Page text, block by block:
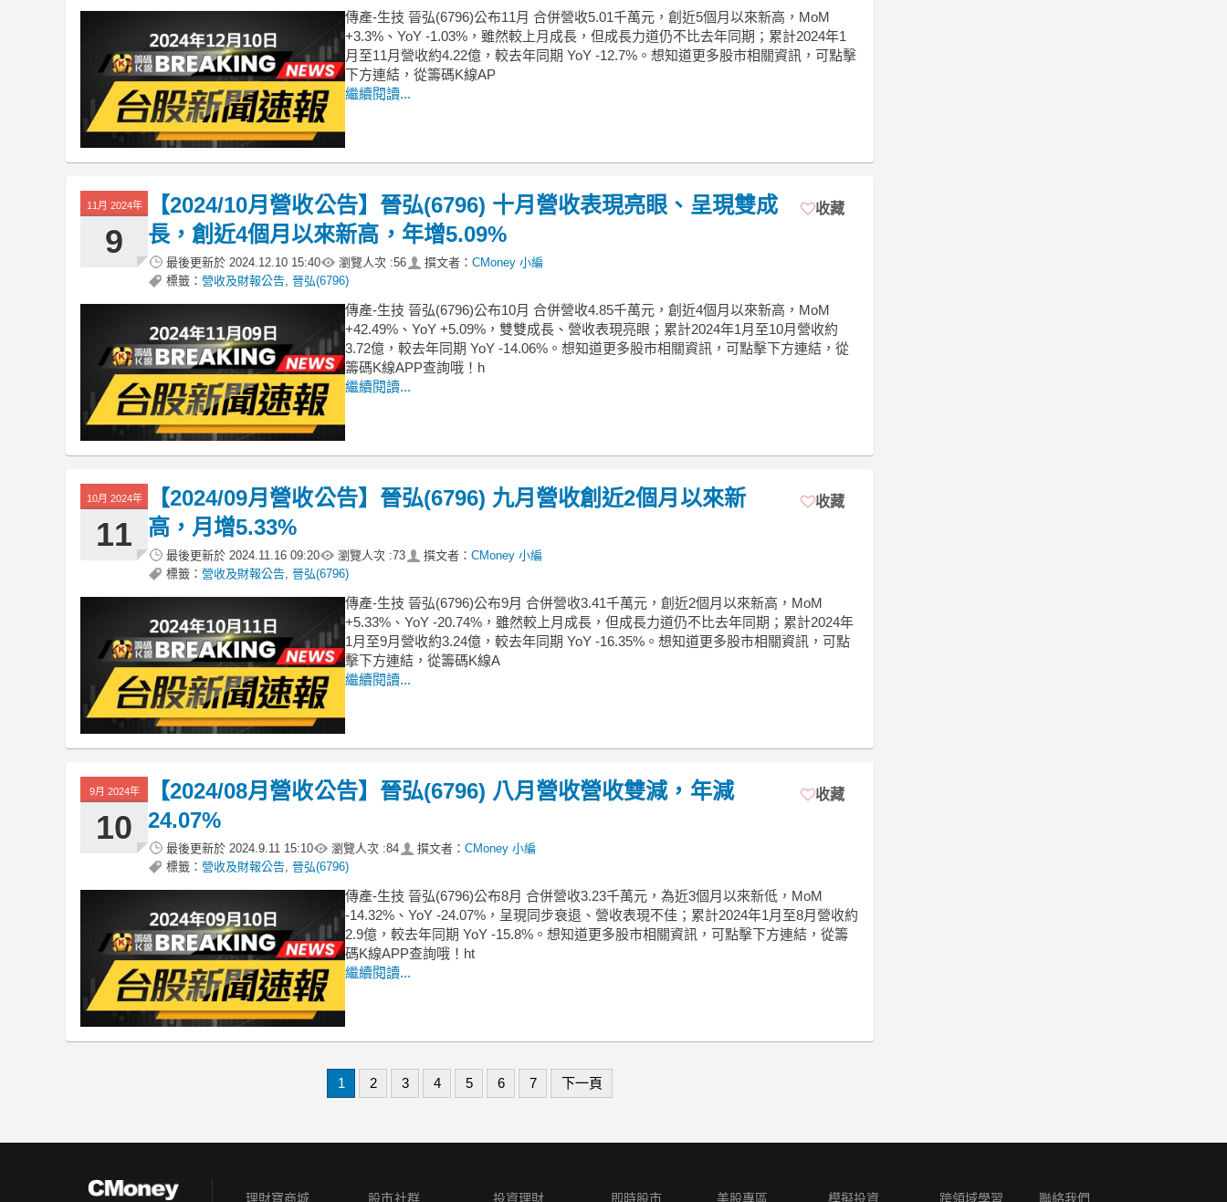
傳產-生技 晉弘(6796)公布11月 合併營收5.01千萬元，創近5個月以來新高，MoM
+3.3%、YoY -1.03%，雖然較上月成長，但成長力道仍不比去年同期；累計2024年1
月至11月營收約4.22億，較去年同期 YoY -12.7%。想知道更多股市相關資訊，可點擊
下方連結，從籌碼K線AP
繼續閱讀...
11月 2024年
9
【2024/10月營收公告】晉弘(6796) 十月營收表現亮眼、呈現雙成
長，創近4個月以來新高，年增5.09%
最後更新於 2024.12.10 15:40 瀏覽人次 :56 撰文者： CMoney 小編
標籤： 營收及財報公告 晉弘(6796)
收藏
傳產-生技 晉弘(6796)公布10月 合併營收4.85千萬元，創近4個月以來新高，MoM
+42.49%、YoY +5.09%，雙雙成長、營收表現亮眼；累計2024年1月至10月營收約
3.72億，較去年同期 YoY -14.06%。想知道更多股市相關資訊，可點擊下方連結，從
籌碼K線APP查詢哦！h
繼續閱讀...
10月 2024年
11
【2024/09月營收公告】晉弘(6796) 九月營收創近2個月以來新
高，月增5.33%
最後更新於 2024.11.16 09:20 瀏覽人次 :73 撰文者： CMoney 小編
標籤： 營收及財報公告 晉弘(6796)
收藏
傳產-生技 晉弘(6796)公布9月 合併營收3.41千萬元，創近2個月以來新高，MoM
+5.33%、YoY -20.74%，雖然較上月成長，但成長力道仍不比去年同期；累計2024年
1月至9月營收約3.24億，較去年同期 YoY -16.35%。想知道更多股市相關資訊，可點
擊下方連結，從籌碼K線A
繼續閱讀...
9月 2024年
10
【2024/08月營收公告】晉弘(6796) 八月營收營收雙減，年減
24.07%
最後更新於 2024.9.11 15:10 瀏覽人次 :84 撰文者： CMoney 小編
標籤： 營收及財報公告 晉弘(6796)
收藏
傳產-生技 晉弘(6796)公布8月 合併營收3.23千萬元，為近3個月以來新低，MoM
-14.32%、YoY -24.07%，呈現同步衰退、營收表現不佳；累計2024年1月至8月營收約
2.9億，較去年同期 YoY -15.8%。想知道更多股市相關資訊，可點擊下方連結，從籌
碼K線APP查詢哦！ht
繼續閱讀...
1 2 3 4 5 6 7 下一頁
理財寶商城 股市社群 投資理財 即時股市 美股專區 模擬投資 跨領域學習 聯絡我們